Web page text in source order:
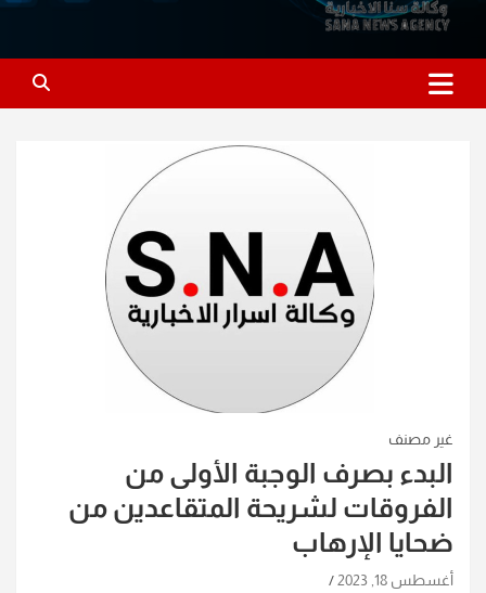
غير مصنف
البدء بصرف الوجبة الأولى من
الفروقات لشريحة المتقاعدين من
ضحايا الإرهاب
أغسطس 18, 2023